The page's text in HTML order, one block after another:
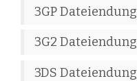
3GP Dateiendung
3G2 Dateiendung
3DS Dateiendung